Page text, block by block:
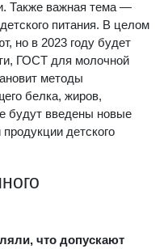
Также важная тема —
питания. В целом
но в 2023 году будет
ГОСТ для молочной
методы
белка, жиров,
будут введены новые
детского
что допускают